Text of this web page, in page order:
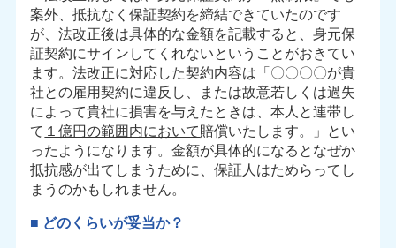
案外、抵抗なく保証契約を締結できていたのです
が、法改正後は具体的な金額を記載すると、身元保
証契約にサインしてくれないということがおきてい
ます。法改正に対応した契約内容は「〇〇〇〇が貴
社との雇用契約に違反し、または故意若しくは過失
によって貴社に損害を与えたときは、本人と連帯し
て １億円の範囲内において賠償いたします。」とい
ったようになります。金額が具体的になるとなぜか
抵抗感が出てしまうために、保証人はためらってし
まうのかもしれません。
■ どのくらいが妥当か？